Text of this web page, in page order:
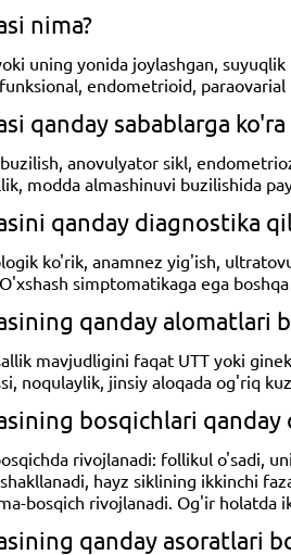
nima?
uning yonida joylashgan,
endometrioid,
qanday sabablarga
anovulyator sikl,
modda almashinuvi buzilishida
qanday diagnostika
ko'rik, anamnez yig'ish,
simptomatikaga ega
qanday alomatlari
mavjudligini faqat UTT yoki
noqulaylik, jinsiy aloqada og'riq
bosqichlari qanday
rivojlanadi: follikul o'sadi,
hayz siklining ikkinchi
bosqich rivojlanadi. Og'ir
qanday asoratlari